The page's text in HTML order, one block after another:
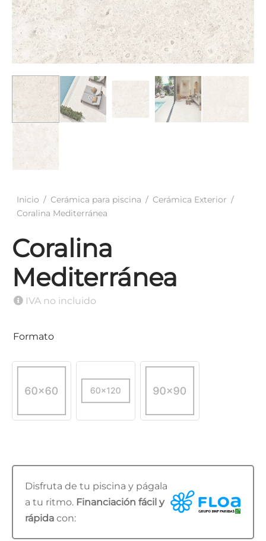
Inicio / Cerámica para piscina / Cerámica Exterior /
Coralina Mediterránea
Coralina
Mediterránea
IVA no incluido
Formato
Disfruta de tu piscina y págala
a tu ritmo. Financiación fácil y
rápida con:
Antideslizante
Gresite